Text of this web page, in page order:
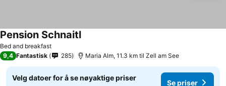
Bed and breakfast
Pension Schnaitl
9,4 Fantastisk 285 Maria Alm, 11.3 km til Zell am See
Velg datoer for å se nøyaktige priser
Se priser